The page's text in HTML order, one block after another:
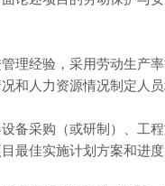
理经验，采用劳动生产
和人力资源情况制定人员
备采购（或研制）、工
最佳实施计划方案和进度